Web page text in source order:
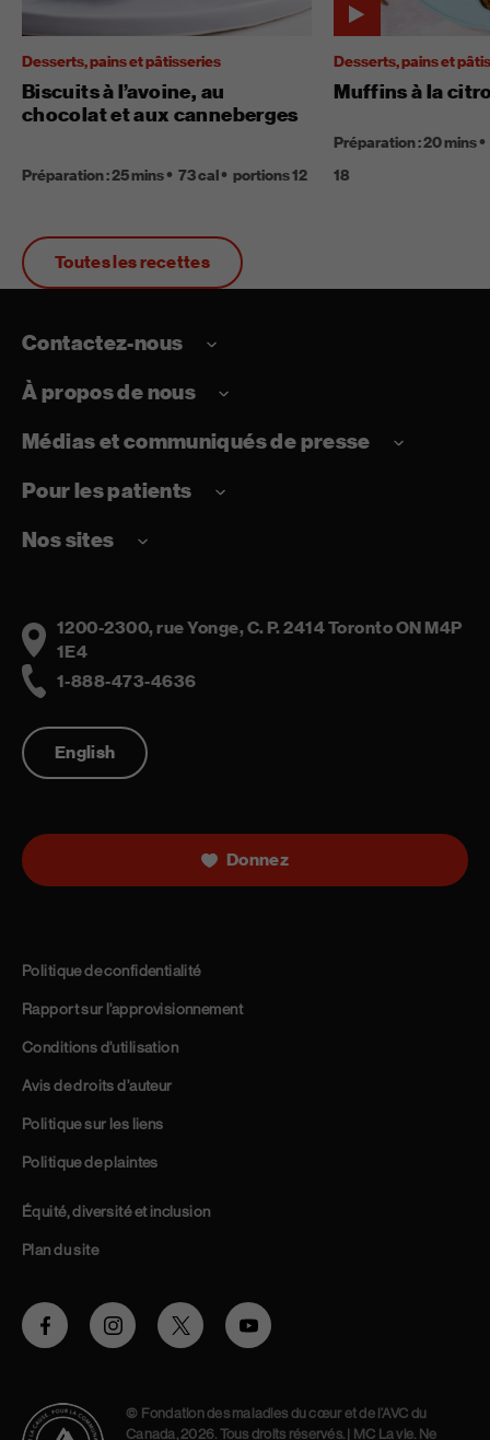
Desserts, pains et pâtisseries
Biscuits à l’avoine, au
chocolat et aux canneberges
Préparation : 25 mins 73 cal portions 12
Desserts, pains et
Muffins à la
Préparation : 20 mins
18
Toutes les recettes
Contactez-nous
À propos de nous
Médias et communiqués de presse
Pour les patients
Nos sites
Address
1200-2300, rue Yonge, C. P. 2414 Toronto ON M4P
1E4
1-888-473-4636
English
Donnez
Politique de confidentialité
Rapport sur l’approvisionnement
Conditions d’utilisation
Avis de droits d’auteur
Politique sur les liens
Politique de plaintes
Équité, diversité et inclusion
Plan du site
FacebookInstagramTwitter Youtube
© Fondation des maladies du cœur et de l’AVC du
Canada, 2026. Tous droits réservés. | MC La vie. Ne